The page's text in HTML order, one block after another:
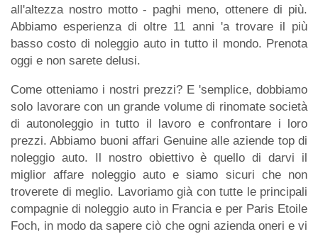
all'altezza nostro motto - paghi meno, ottenere di più.
Abbiamo esperienza di oltre 11 anni 'a trovare il più
basso costo di noleggio auto in tutto il mondo. Prenota
oggi e non sarete delusi.
Come otteniamo i nostri prezzi? E 'semplice, dobbiamo
solo lavorare con un grande volume di rinomate società
di autonoleggio in tutto il lavoro e confrontare i loro
prezzi. Abbiamo buoni affari Genuine alle aziende top di
noleggio auto. Il nostro obiettivo è quello di darvi il
miglior affare noleggio auto e siamo sicuri che non
troverete di meglio. Lavoriamo già con tutte le principali
compagnie di noleggio auto in Francia e per Paris Etoile
Foch, in modo da sapere ciò che ogni azienda oneri e vi